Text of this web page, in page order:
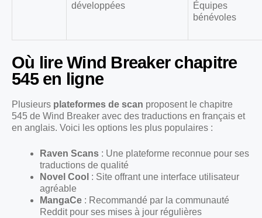
développées
Équipes
bénévoles
Où lire Wind Breaker chapitre
545 en ligne
Plusieurs plateformes de scan proposent le chapitre
545 de Wind Breaker avec des traductions en français et
en anglais. Voici les options les plus populaires :
Raven Scans : Une plateforme reconnue pour ses
traductions de qualité
Novel Cool : Site offrant une interface utilisateur
agréable
MangaCe : Recommandé par la communauté
Reddit pour ses mises à jour régulières